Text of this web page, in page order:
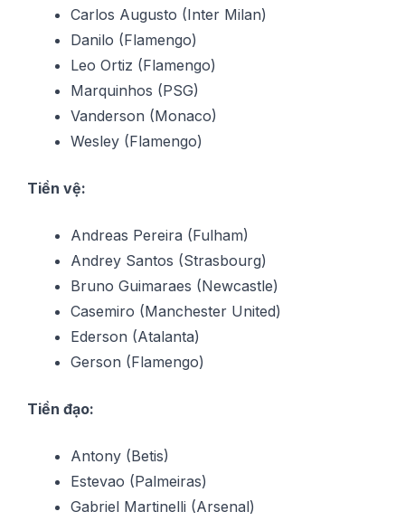
Carlos Augusto (Inter Milan)
Danilo (Flamengo)
Leo Ortiz (Flamengo)
Marquinhos (PSG)
Vanderson (Monaco)
Wesley (Flamengo)
Tiền vệ:
Andreas Pereira (Fulham)
Andrey Santos (Strasbourg)
Bruno Guimaraes (Newcastle)
Casemiro (Manchester United)
Ederson (Atalanta)
Gerson (Flamengo)
Tiền đạo:
Antony (Betis)
Estevao (Palmeiras)
Gabriel Martinelli (Arsenal)